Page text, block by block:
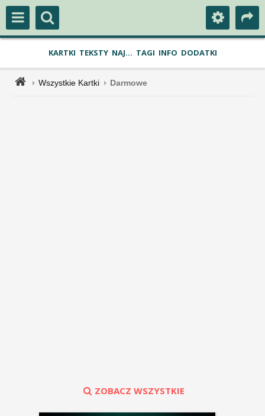
KARTKI TEKSTY NAJ... TAGI INFO DODATKI
Wszystkie Kartki Darmowe
ZOBACZ WSZYSTKIE